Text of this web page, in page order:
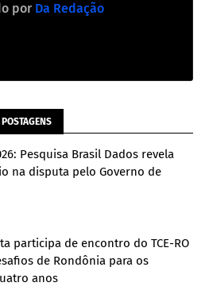
por Da Redação
Pesquisa Brasil Dados revela
na disputa pelo Governo de
participa de encontro do TCE-RO
de Rondônia para os
anos